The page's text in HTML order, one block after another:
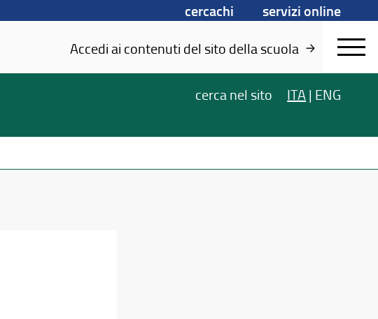
cercachi
servizi online
Accedi ai contenuti del sito della scuola
cerca nel sito ITA | ENG